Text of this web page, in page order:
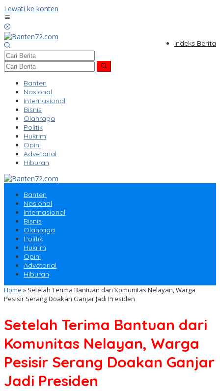
Lewati ke konten
Indeks Berita
Banten
Nasional
Internasional
Bisnis
Olahraga
Politik
Hukrim
Opini
Advetorial
Hiburan
Banten
Nasional
Internasional
Bisnis
Olahraga
Politik
Hukrim
Opini
Advetorial
Hiburan
Home » Setelah Terima Bantuan dari Komunitas Nelayan, Warga
Pesisir Serang Doakan Ganjar Jadi Presiden
Setelah Terima Bantuan dari
Komunitas Nelayan, Warga
Pesisir Serang Doakan Ganjar
Jadi Presiden